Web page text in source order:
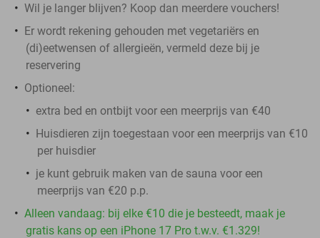
Wil je langer blijven? Koop dan meerdere vouchers!
Er wordt rekening gehouden met vegetariërs en
(di)eetwensen of allergieën, vermeld deze bij je
reservering
Optioneel:
extra bed en ontbijt voor een meerprijs van €40
Huisdieren zijn toegestaan voor een meerprijs van €10
per huisdier
je kunt gebruik maken van de sauna voor een
meerprijs van €20 p.p.
Alleen vandaag: bij elke €10 die je besteedt, maak je
gratis kans op een iPhone 17 Pro t.w.v. €1.329!